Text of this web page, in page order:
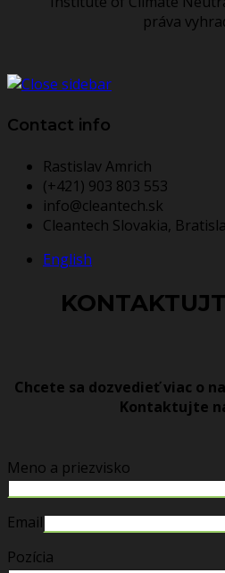
práva
Contact info
Rastislav Amrich
(+421) 903 803 553
info@cleantech.sk
Cleantech Slovakia,
English
Chcete sa dozvedieť viac o
Kontaktujte
Meno a priezvisko
Email
Pozícia